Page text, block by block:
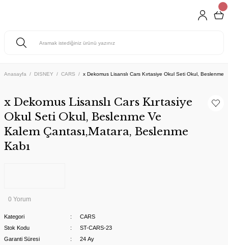
Anasayfa DISNEY CARS x Dekomus Lisanslı Cars Kırtasiye Okul Seti Okul, Beslenme
x Dekomus Lisanslı Cars Kırtasiye
Okul Seti Okul, Beslenme Ve
Kalem Çantası,Matara, Beslenme
Kabı
0 Yorum
Kategori
CARS
Stok Kodu
ST-CARS-23
Garanti Süresi
24 Ay